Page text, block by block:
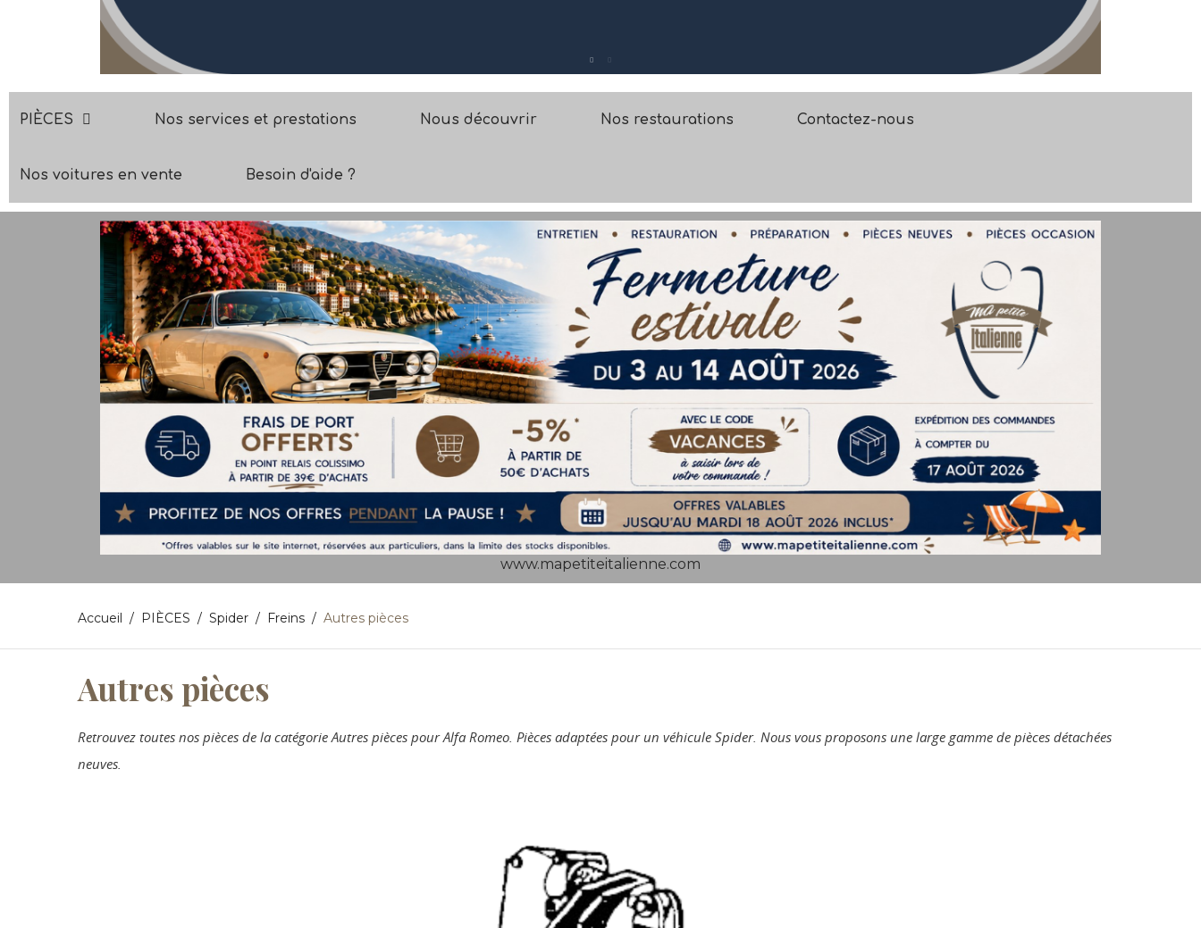
PIÈCES Nos services et prestations Nous découvrir Nos restaurations Contactez-nous
Nos voitures en vente Besoin d'aide ?
www.mapetiteitalienne.com
Accueil PIÈCES Spider Freins Autres pièces
Autres pièces
Retrouvez toutes nos pièces de la catégorie Autres pièces pour Alfa Romeo. Pièces adaptées pour un véhicule Spider. Nous vous proposons une large gamme de pièces détachées
neuves.